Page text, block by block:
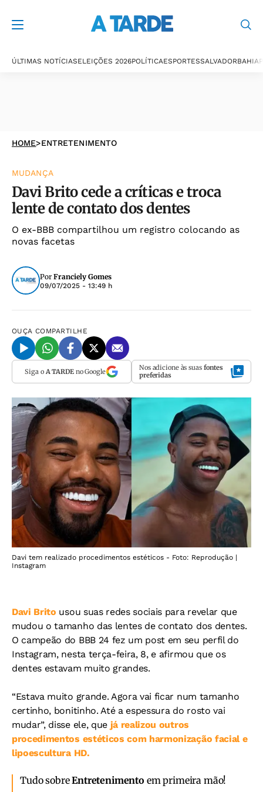
ÚLTIMAS NOTÍCIASELEIÇÕES 2026POLÍTICAESPORTESSALVADORBAHIA
HOME>ENTRETENIMENTO
MUDANÇA
Davi Brito cede a críticas e troca
lente de contato dos dentes
O ex-BBB compartilhou um registro colocando as
novas facetas
Por Franciely Gomes
09/07/2025 - 13:49 h
OUÇA COMPARTILHE
Siga o A TARDEno Google Nos adicione às suas fontes
preferidas
Davi tem realizado procedimentos estéticos - Foto: Reprodução |
Instagram
Davi Brito usou suas redes sociais para revelar que
mudou o tamanho das lentes de contato dos dentes.
O campeão do BBB 24 fez um post em seu perfil do
Instagram, nesta terça-feira, 8, e afirmou que os
dentes estavam muito grandes.
“Estava muito grande. Agora vai ficar num tamanho
certinho, bonitinho. Até a espessura do rosto vai
mudar”, disse ele, quejá realizou outros
procedimentos estéticos com harmonização facial e
lipoescultura HD.
Tudo sobreEntretenimento em primeira mão!